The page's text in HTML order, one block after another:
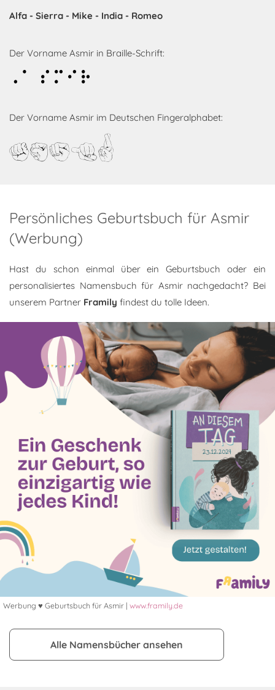
Alfa - Sierra - Mike - India - Romeo
Der Vorname Asmir in Braille-Schrift:
Asmir
Der Vorname Asmir im Deutschen Fingeralphabet:
Asmir
Persönliches Geburtsbuch für Asmir
(Werbung)
Hast du schon einmal über ein Geburtsbuch oder ein
personalisiertes Namensbuch für Asmir nachgedacht? Bei
unserem Partner Framily findest du tolle Ideen.
Werbung ♥ Geburtsbuch für Asmir | www.framily.de
Alle Namensbücher ansehen